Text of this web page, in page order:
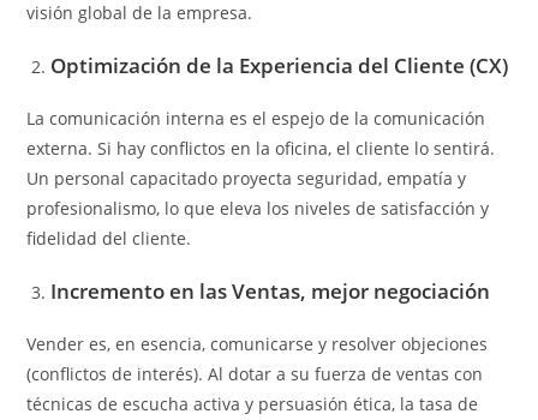
visión global de la empresa.
Optimización de la Experiencia del Cliente (CX)
La comunicación interna es el espejo de la comunicación
externa. Si hay conflictos en la oficina, el cliente lo sentirá.
Un personal capacitado proyecta seguridad, empatía y
profesionalismo, lo que eleva los niveles de satisfacción y
fidelidad del cliente.
Incremento en las Ventas, mejor negociación
Vender es, en esencia, comunicarse y resolver objeciones
(conflictos de interés). Al dotar a su fuerza de ventas con
técnicas de escucha activa y persuasión ética, la tasa de